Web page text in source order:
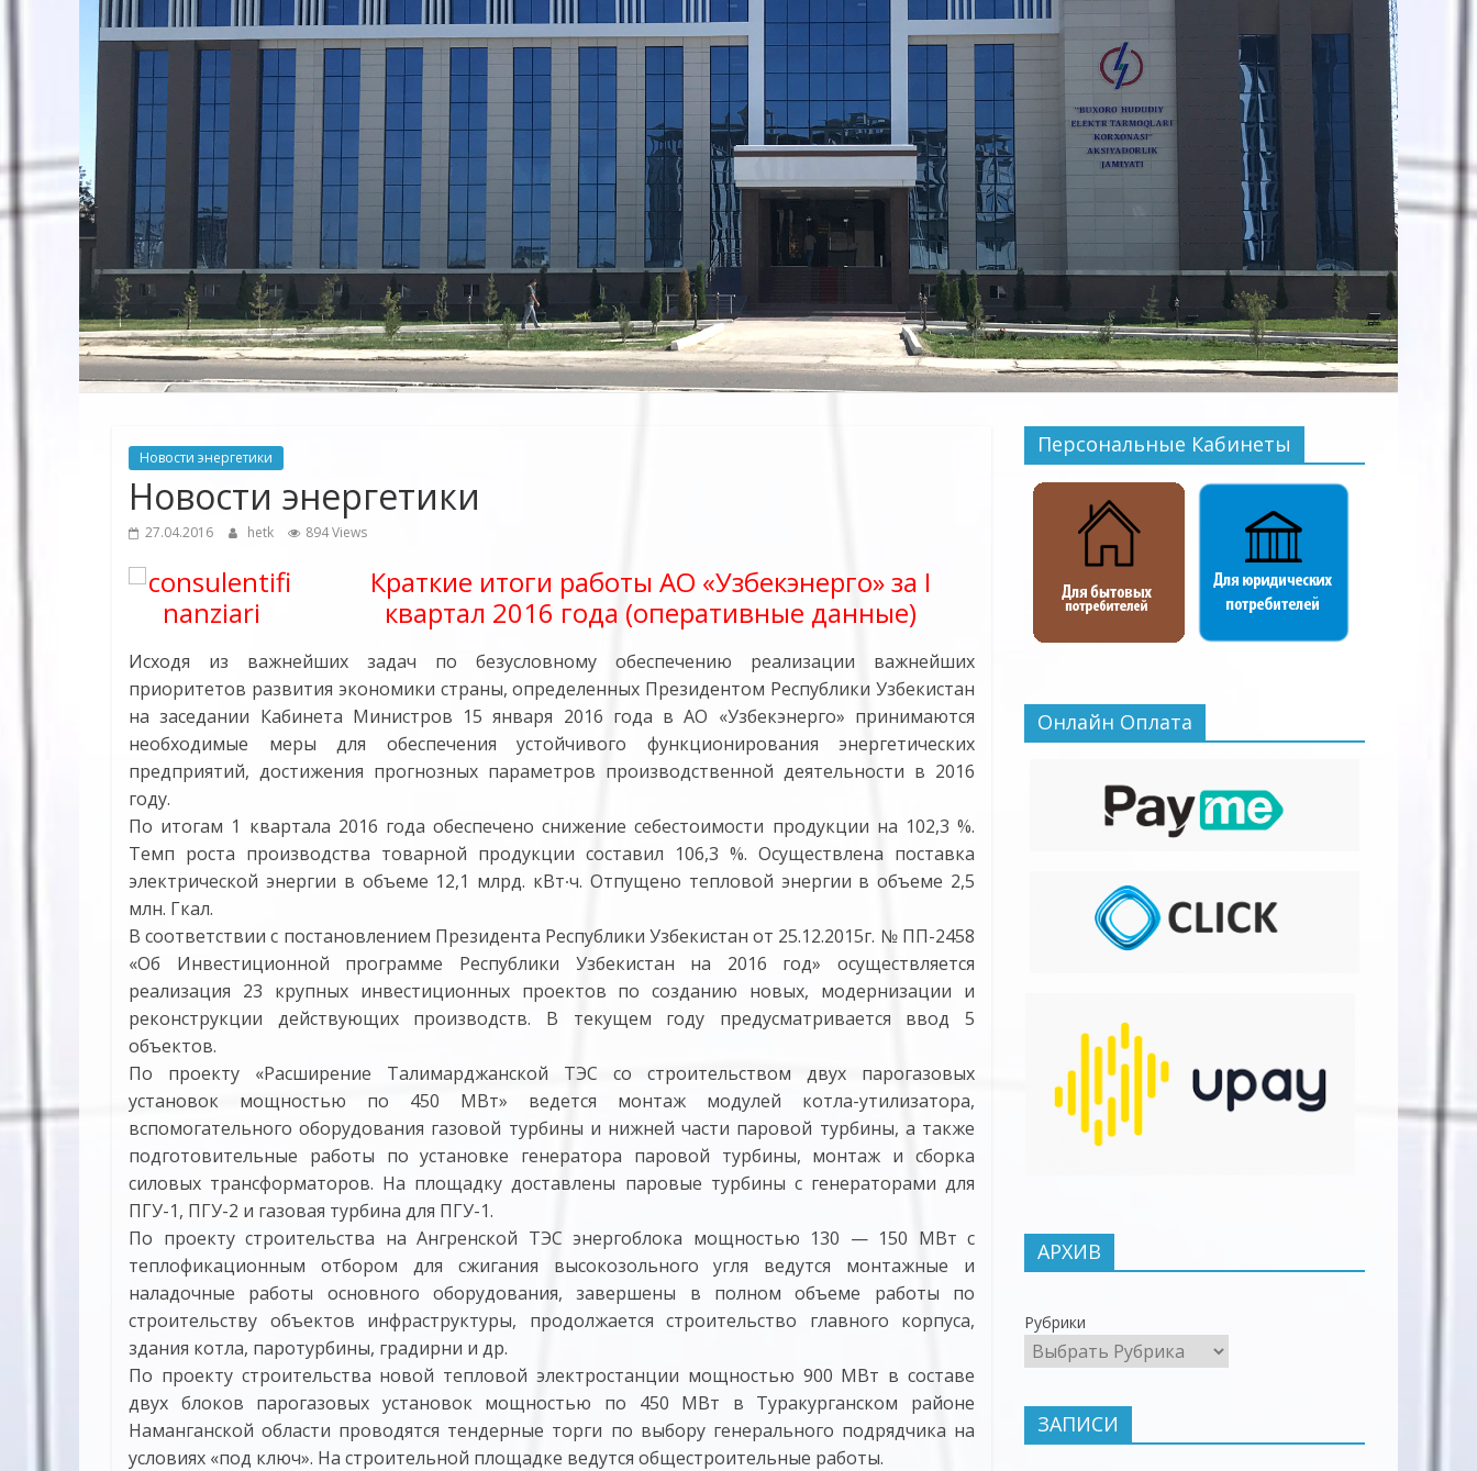
Предприятие
Территориальных
Электрических
сетей"
Новости энергетики
Новости энергетики
27.04.2016 hetk 894 Views
Краткие итоги работы АО «Узбекэнерго» за I
квартал 2016 года (оперативные данные)
Исходя из важнейших задач по безусловному обеспечению реализации важнейших
приоритетов развития экономики страны, определенных Президентом Республики Узбекистан
на заседании Кабинета Министров 15 января 2016 года в АО «Узбекэнерго» принимаются
необходимые меры для обеспечения устойчивого функционирования энергетических
предприятий, достижения прогнозных параметров производственной деятельности в 2016
году.
По итогам 1 квартала 2016 года обеспечено снижение себестоимости продукции на 102,3 %.
Темп роста производства товарной продукции составил 106,3 %. Осуществлена поставка
электрической энергии в объеме 12,1 млрд. кВт∙ч. Отпущено тепловой энергии в объеме 2,5
млн. Гкал.
В соответствии с постановлением Президента Республики Узбекистан от 25.12.2015г. № ПП-2458
«Об Инвестиционной программе Республики Узбекистан на 2016 год» осуществляется
реализация 23 крупных инвестиционных проектов по созданию новых, модернизации и
реконструкции действующих производств. В текущем году предусматривается ввод 5
объектов.
По проекту «Расширение Талимарджанской ТЭС со строительством двух парогазовых
установок мощностью по 450 МВт» ведется монтаж модулей котла-утилизатора,
вспомогательного оборудования газовой турбины и нижней части паровой турбины, а также
подготовительные работы по установке генератора паровой турбины, монтаж и сборка
силовых трансформаторов. На площадку доставлены паровые турбины с генераторами для
ПГУ-1, ПГУ-2 и газовая турбина для ПГУ-1.
По проекту строительства на Ангренской ТЭС энергоблока мощностью 130 — 150 МВт с
теплофикационным отбором для сжигания высокозольного угля ведутся монтажные и
наладочные работы основного оборудования, завершены в полном объеме работы по
строительству объектов инфраструктуры, продолжается строительство главного корпуса,
здания котла, паротурбины, градирни и др.
По проекту строительства новой тепловой электростанции мощностью 900 МВт в составе
двух блоков парогазовых установок мощностью по 450 МВт в Туракурганском районе
Наманганской области проводятся тендерные торги по выбору генерального подрядчика на
условиях «под ключ». На строительной площадке ведутся общестроительные работы.
Персональные Кабинеты
Онлайн Оплата
АРХИВ
Рубрики
ЗАПИСИ